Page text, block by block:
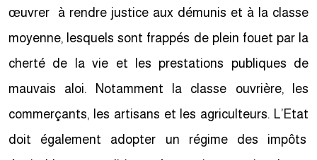
œuvrer à rendre justice aux démunis et à la classe
moyenne, lesquels sont frappés de plein fouet par la
cherté de la vie et les prestations publiques de
mauvais aloi. Notamment la classe ouvrière, les
commerçants, les artisans et les agriculteurs. L’Etat
doit également adopter un régime des impôts